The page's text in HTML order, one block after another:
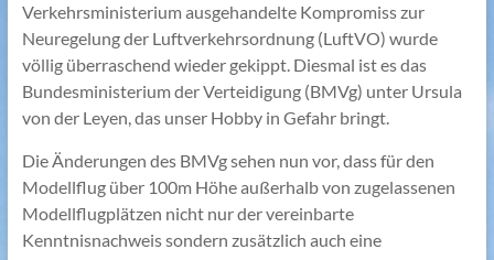
Verkehrsministerium ausgehandelte Kompromiss zur
Neuregelung der Luftverkehrsordnung (LuftVO) wurde
völlig überraschend wieder gekippt. Diesmal ist es das
Bundesministerium der Verteidigung (BMVg) unter Ursula
von der Leyen, das unser Hobby in Gefahr bringt.
Die Änderungen des BMVg sehen nun vor, dass für den
Modellflug über 100m Höhe außerhalb von zugelassenen
Modellflugplätzen nicht nur der vereinbarte
Kenntnisnachweis sondern zusätzlich auch eine